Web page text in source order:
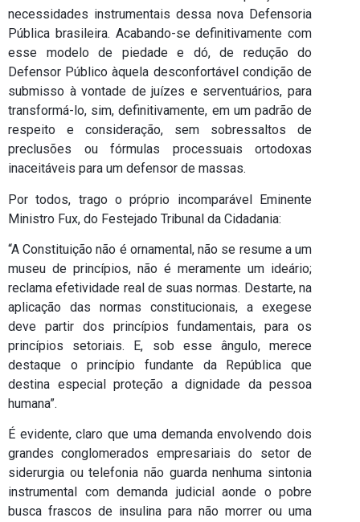
necessidades instrumentais dessa nova Defensoria
Pública brasileira. Acabando-se definitivamente com
esse modelo de piedade e dó, de redução do
Defensor Público àquela desconfortável condição de
submisso à vontade de juízes e serventuários, para
transformá-lo, sim, definitivamente, em um padrão de
respeito e consideração, sem sobressaltos de
preclusões ou fórmulas processuais ortodoxas
inaceitáveis para um defensor de massas.
Por todos, trago o próprio incomparável Eminente
Ministro Fux, do Festejado Tribunal da Cidadania:
“A Constituição não é ornamental, não se resume a um
museu de princípios, não é meramente um ideário;
reclama efetividade real de suas normas. Destarte, na
aplicação das normas constitucionais, a exegese
deve partir dos princípios fundamentais, para os
princípios setoriais. E, sob esse ângulo, merece
destaque o princípio fundante da República que
destina especial proteção a dignidade da pessoa
humana”.
É evidente, claro que uma demanda envolvendo dois
grandes conglomerados empresariais do setor de
siderurgia ou telefonia não guarda nenhuma sintonia
instrumental com demanda judicial aonde o pobre
busca frascos de insulina para não morrer ou uma